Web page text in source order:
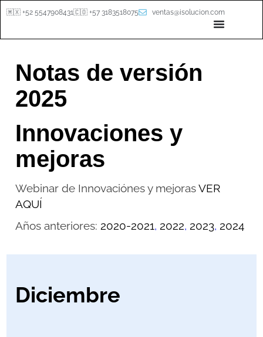
🇲🇽 +52 5547908431🇨🇴 +57 3183518075 ventas@isolucion.com
Notas de versión
2025
Innovaciones y
mejoras
Webinar de Innovaciónes y mejorasVER
AQUÍ
Años anteriores: 2020-2021, 2022, 2023, 2024
Diciembre